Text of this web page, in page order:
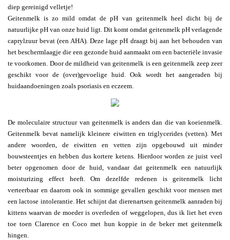
diep gereinigd velletje!
Geitenmelk is zo mild omdat de pH van geitenmelk heel dicht bij de
natuurlijke pH van onze huid ligt. Dit komt omdat geitenmelk pH verlagende
caprylzuur bevat (een AHA). Deze lage pH draagt bij aan het behouden van
het beschermlaagje die een gezonde huid aanmaakt om een bacteriële invasie
te voorkomen. Door de mildheid van geitenmelk is een geitenmelk zeep zeer
geschikt voor de (over)gevoelige huid. Ook wordt het aangeraden bij
huidaandoeningen zoals psoriasis en eczeem.
De moleculaire structuur van geitenmelk is anders dan die van koeienmelk.
Geitenmelk bevat namelijk kleinere eiwitten en triglycerides (vetten). Met
andere woorden, de eiwitten en vetten zijn opgebouwd uit minder
bouwsteentjes en hebben dus kortere ketens. Hierdoor worden ze juist veel
beter opgenomen door de huid, vandaar dat geitenmelk een natuurlijk
moisturizing effect heeft. Om dezelfde redenen is geitenmelk licht
verteerbaar en daarom ook in sommige gevallen geschikt voor mensen met
een lactose intolerantie. Het schijnt dat dierenartsen geitenmelk aanraden bij
kittens waarvan de moeder is overleden of weggelopen, dus ik liet het even
toe toen Clarence en Coco met hun koppie in de beker met geitenmelk
hingen.